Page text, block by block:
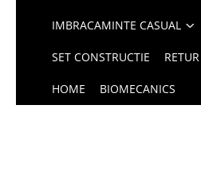
IMBRACAMINTE CASUAL
SET CONSTRUCTIE RETUR
HOME BIOMECANICS